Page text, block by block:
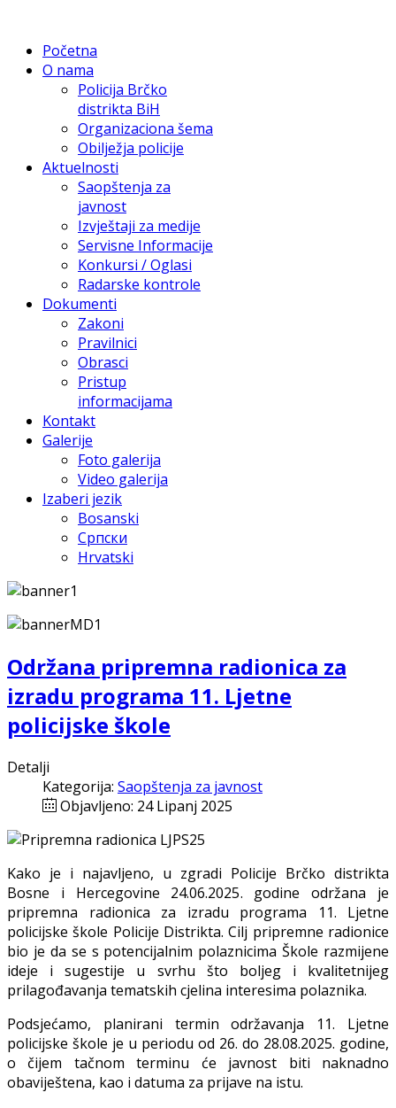
Početna
O nama
Policija Brčko
distrikta BiH
Organizaciona šema
Obilježja policije
Aktuelnosti
Saopštenja za
javnost
Izvještaji za medije
Servisne Informacije
Konkursi / Oglasi
Radarske kontrole
Dokumenti
Zakoni
Pravilnici
Obrasci
Pristup
informacijama
Kontakt
Galerije
Foto galerija
Video galerija
Izaberi jezik
Bosanski
Српски
Hrvatski
Održana pripremna radionica za
izradu programa 11. Ljetne
policijske škole
Detalji
Kategorija: Saopštenja za javnost
Objavljeno: 24 Lipanj 2025
Kako je i najavljeno, u zgradi Policije Brčko distrikta
Bosne i Hercegovine 24.06.2025. godine održana je
pripremna radionica za izradu programa 11. Ljetne
policijske škole Policije Distrikta. Cilj pripremne radionice
bio je da se s potencijalnim polaznicima Škole razmijene
ideje i sugestije u svrhu što boljeg i kvalitetnijeg
prilagođavanja tematskih cjelina interesima polaznika.
Podsjećamo, planirani termin održavanja 11. Ljetne
policijske škole je u periodu od 26. do 28.08.2025. godine,
o čijem tačnom terminu će javnost biti naknadno
obaviještena, kao i datuma za prijave na istu.